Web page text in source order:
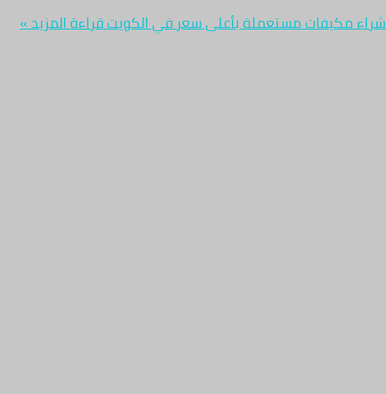
شراء مكيفات مستعملة بأعلى سعر في الكويتقراءة المزيد »